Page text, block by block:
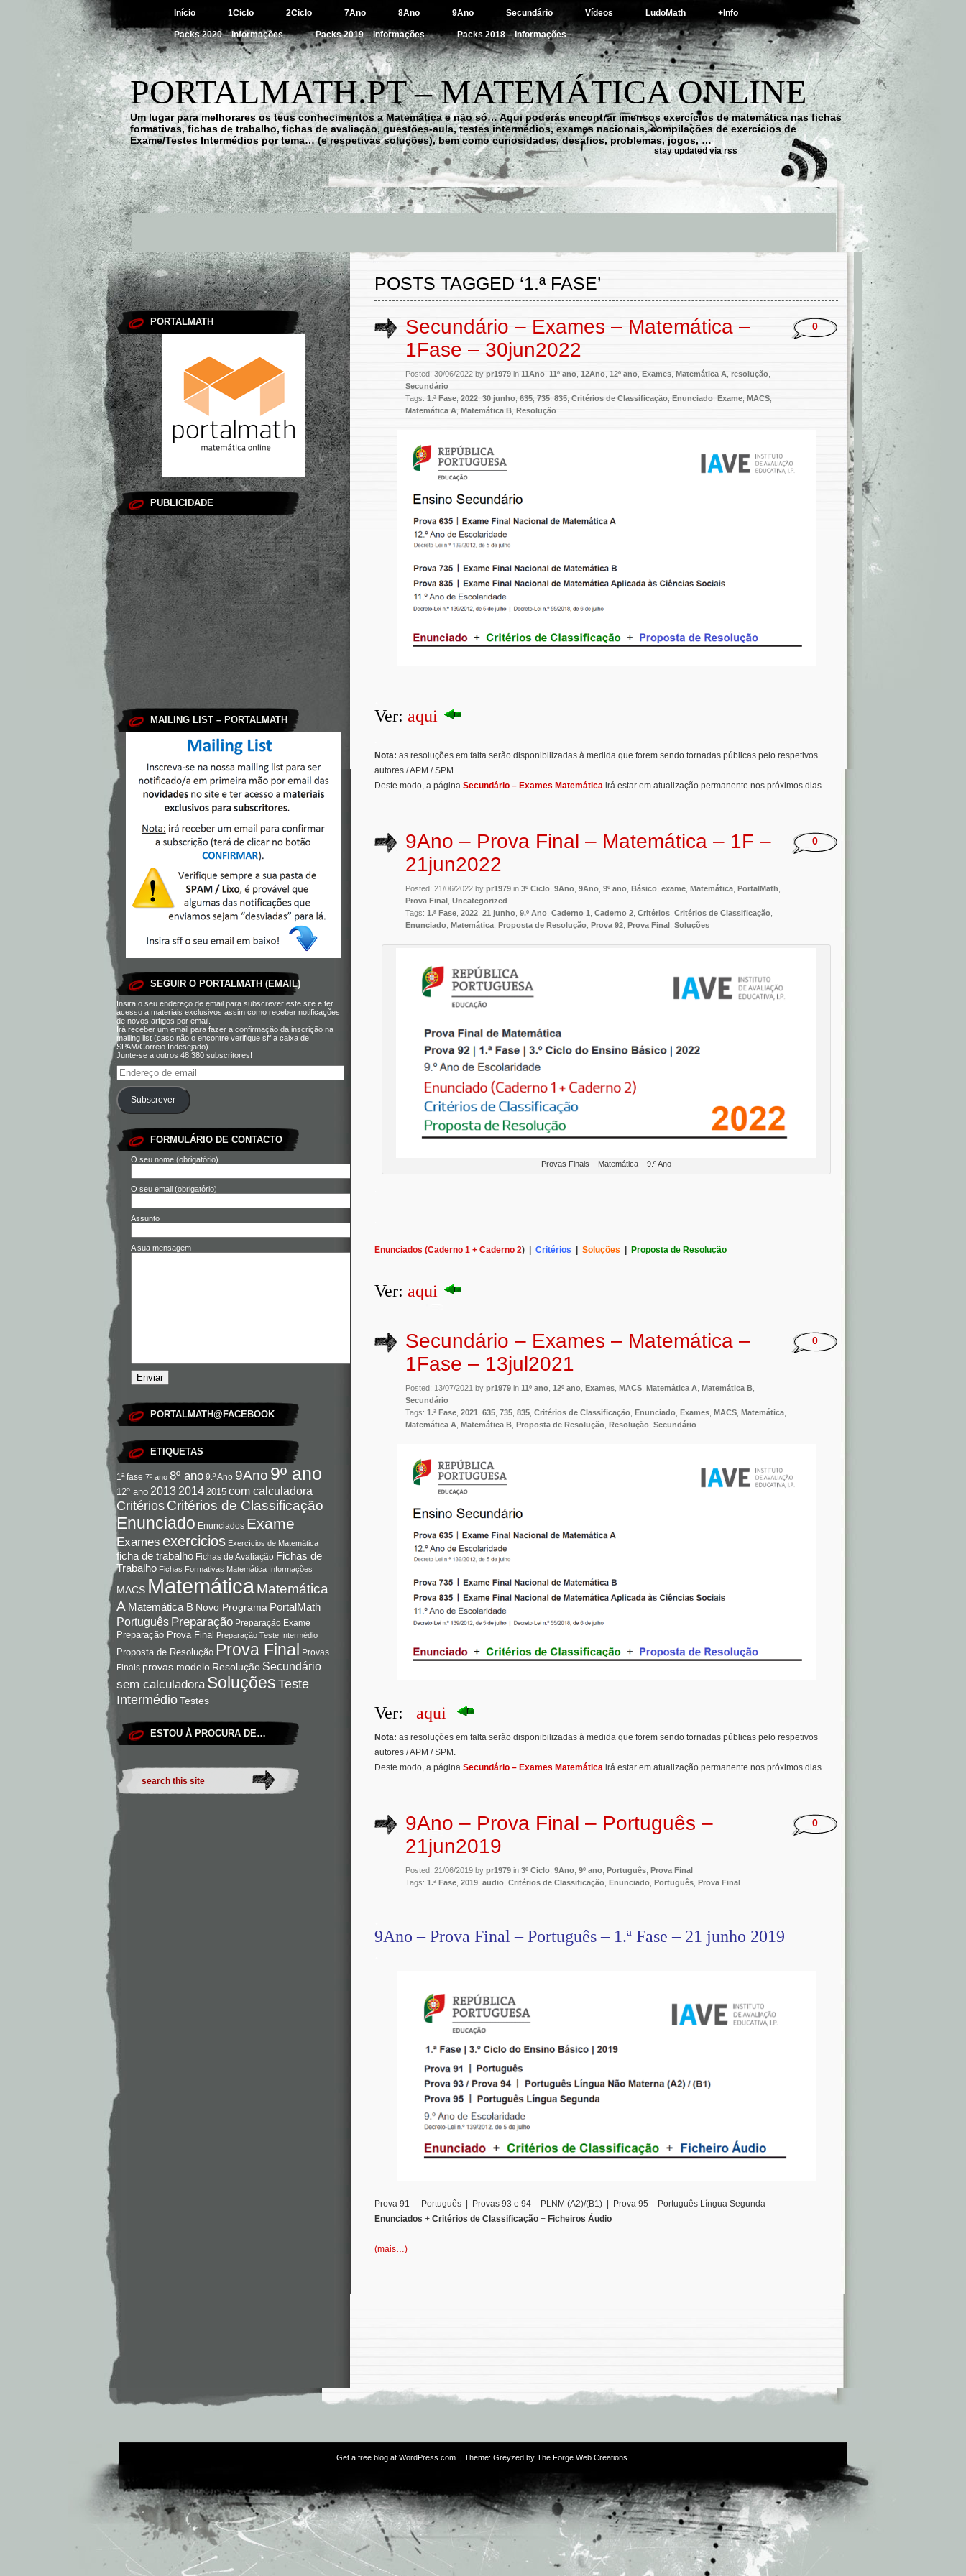
Início 1Ciclo 2Ciclo 7Ano 8Ano 9Ano Secundário Vídeos LudoMath +Info
Packs 2020 – Informações Packs 2019 – Informações Packs 2018 – Informações
PORTALMATH.PT – MATEMÁTICA ONLINE
Um lugar para melhorares os teus conhecimentos a Matemática e não só… Aqui poderás encontrar imensos exercícios de matemática nas fichas
formativas, fichas de trabalho, fichas de avaliação, questões-aula, testes intermédios, exames nacionais, compilações de exercícios de
Exame/Testes Intermédios por tema… (e respetivas soluções), bem como curiosidades, desafios, problemas, jogos, …
stay updated via rss
PORTALMATH
PUBLICIDADE
MAILING LIST – PORTALMATH
SEGUIR O PORTALMATH (EMAIL)
Insira o seu endereço de email para subscrever este site e ter
acesso a materiais exclusivos assim como receber notificações
de novos artigos por email.
Irá receber um email para fazer a confirmação da inscrição na
mailing list (caso não o encontre verifique sff a caixa de
SPAM/Correio Indesejado).
Junte-se a outros 48.380 subscritores!
Subscrever
FORMULÁRIO DE CONTACTO
O seu nome (obrigatório)
O seu email (obrigatório)
Assunto
A sua mensagem
PORTALMATH@FACEBOOK
ETIQUETAS
1ª fase 7º ano 8º ano 9.º Ano 9Ano 9º ano
12º ano 2013 2014 2015 com calculadora
Critérios Critérios de Classificação
Enunciado Enunciados Exame
Exames exercicios Exercícios de Matemática
ficha de trabalho Fichas de Avaliação Fichas de
Trabalho Fichas Formativas Matemática Informações
MACS Matemática Matemática
A Matemática B Novo Programa PortalMath
Português Preparação Preparação Exame
Preparação Prova Final Preparação Teste Intermédio
Proposta de Resolução Prova Final Provas
Finais provas modelo Resolução Secundário
sem calculadora Soluções Teste
IntermédioTestes
ESTOU À PROCURA DE…
POSTS TAGGED ‘1.ª FASE’
Secundário – Exames – Matemática –
1Fase – 30jun2022
Posted: 30/06/2022 by pr1979 in 11Ano 11º ano 12Ano 12º ano Exames Matemática A resolução
Secundário
Tags: 1.ª Fase 2022 30 junho 635 735 835 Critérios de Classificação Enunciado Exame MACS
Matemática A Matemática B Resolução
0
Ver: aqui
Nota: as resoluções em falta serão disponibilizadas à medida que forem sendo tornadas públicas pelo respetivos
autores / APM / SPM.
Deste modo, a página Secundário – Exames Matemática irá estar em atualização permanente nos próximos dias.
9Ano – Prova Final – Matemática – 1F –
21jun2022
Posted: 21/06/2022 by pr1979 in 3º Ciclo 9Ano 9Ano 9º ano Básico exame Matemática PortalMath
Prova Final Uncategorized
Tags: 1.ª Fase 2022 21 junho 9.º Ano Caderno 1 Caderno 2 Critérios Critérios de Classificação
Enunciado Matemática Proposta de Resolução Prova 92 Prova Final Soluções
0
Provas Finais – Matemática – 9.º Ano
Enunciados (Caderno 1 + Caderno 2) | Critérios Soluções Proposta de Resolução
Ver: aqui
Secundário – Exames – Matemática –
1Fase – 13jul2021
Posted: 13/07/2021 by pr1979 in 11º ano 12º ano Exames MACS Matemática A Matemática B
Secundário
Tags: 1.ª Fase 2021 635 735 835 Critérios de Classificação Enunciado Exames MACS Matemática
Matemática A Matemática B Proposta de Resolução Resolução Secundário
0
Ver: aqui
Nota: as resoluções em falta serão disponibilizadas à medida que forem sendo tornadas públicas pelo respetivos
autores / APM / SPM.
Deste modo, a página Secundário – Exames Matemática irá estar em atualização permanente nos próximos dias.
9Ano – Prova Final – Português –
21jun2019
Posted: 21/06/2019 by pr1979 in 3º Ciclo 9Ano 9º ano Português Prova Final
Tags: 1.ª Fase 2019 audio Critérios de Classificação Enunciado Português Prova Final
0
9Ano – Prova Final – Português – 1.ª Fase – 21 junho 2019
Prova 91 – Português | Provas 93 e 94 – PLNM (A2)/(B1) | Prova 95 – Português Língua Segunda
Enunciados + Critérios de Classificação + Ficheiros Áudio
(mais…)
Get a free blog at WordPress.com . | Theme: Greyzed by The Forge Web Creations